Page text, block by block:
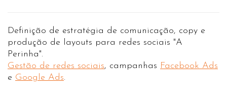
Definição de estratégia de comunicação, copy e
produção de layouts para redes sociais "A
Perinha".
Gestão de redes sociais, campanhas Facebook Ads
e Google Ads.